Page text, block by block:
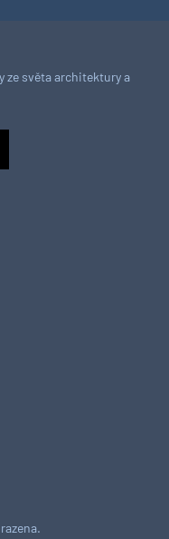
ze světa architektury a